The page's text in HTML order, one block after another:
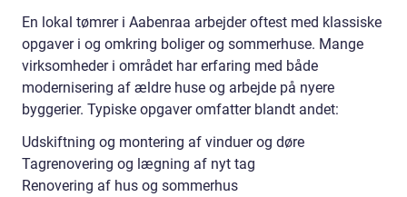
En lokal tømrer i Aabenraa arbejder oftest med klassiske
opgaver i og omkring boliger og sommerhuse. Mange
virksomheder i området har erfaring med både
modernisering af ældre huse og arbejde på nyere
byggerier. Typiske opgaver omfatter blandt andet:
Udskiftning og montering af vinduer og døre
Tagrenovering og lægning af nyt tag
Renovering af hus og sommerhus